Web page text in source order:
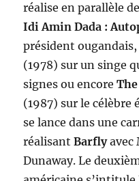
réalise en parallèle
Idi Amin Dada :
président
(1978) sur un singe
signes ou encore
(1987) sur le célèbre
se lance dans une
réalisantBarflyavec
Dunaway. Le